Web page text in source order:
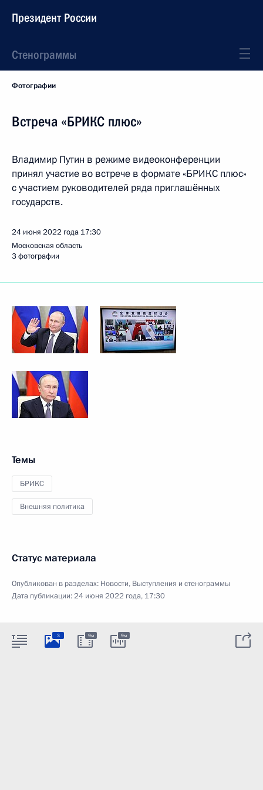
Президент России
Стенограммы
Фотографии
Встреча «БРИКС плюс»
Владимир Путин в режиме видеоконференции
принял участие во встрече в формате «БРИКС плюс»
с участием руководителей ряда приглашённых
государств.
24 июня 2022 года 17:30
Московская область
3 фотографии
Темы
БРИКС
Внешняя политика
Статус материала
Опубликован в разделах: Новости, Выступления и стенограммы
Дата публикации:24 июня 2022 года, 17:30
3 9м 9м